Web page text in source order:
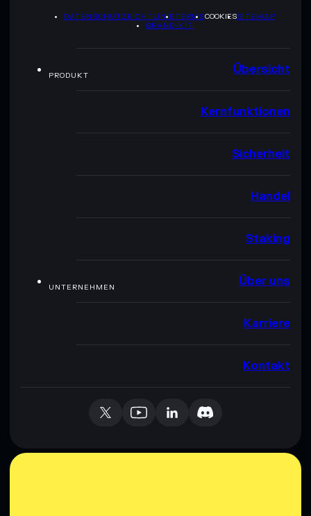
DATENSCHUTZRICHTLINIETERMSCOOKIESSITEMAP
BRAND-KIT
PRODUKT Übersicht
Kernfunktionen
Sicherheit
Handel
Staking
UNTERNEHMEN Über uns
Karriere
Kontakt